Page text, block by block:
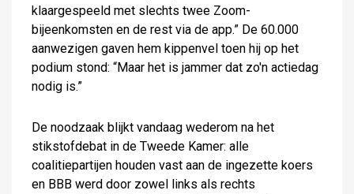
klaargespeeld met slechts twee Zoom-
bijeenkomsten en de rest via de app.” De 60.000
aanwezigen gaven hem kippenvel toen hij op het
podium stond: “Maar het is jammer dat zo'n actiedag
nodig is.”
De noodzaak blijkt vandaag wederom na het
stikstofdebat in de Tweede Kamer: alle
coalitiepartijen houden vast aan de ingezette koers
en BBB werd door zowel links als rechts